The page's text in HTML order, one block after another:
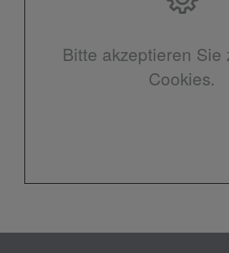
Bitte akzeptieren Sie
Cookies.